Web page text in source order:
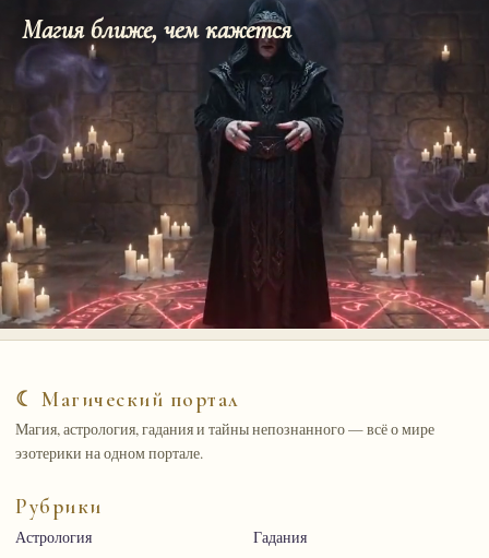
Магия ближе, чем кажется
☾ Магический портал
Магия, астрология, гадания и тайны непознанного — всё о мире
эзотерики на одном портале.
Рубрики
Астрология Гадания